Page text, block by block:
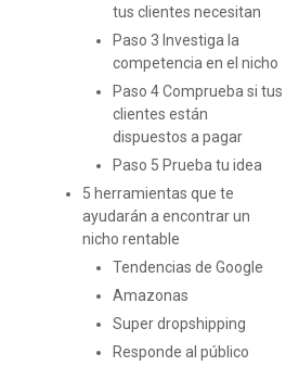
tus clientes necesitan
Paso 3 Investiga la
competencia en el nicho
Paso 4 Comprueba si tus
clientes están
dispuestos a pagar
Paso 5 Prueba tu idea
5 herramientas que te
ayudarán a encontrar un
nicho rentable
Tendencias de Google
Amazonas
Super dropshipping
Responde al público